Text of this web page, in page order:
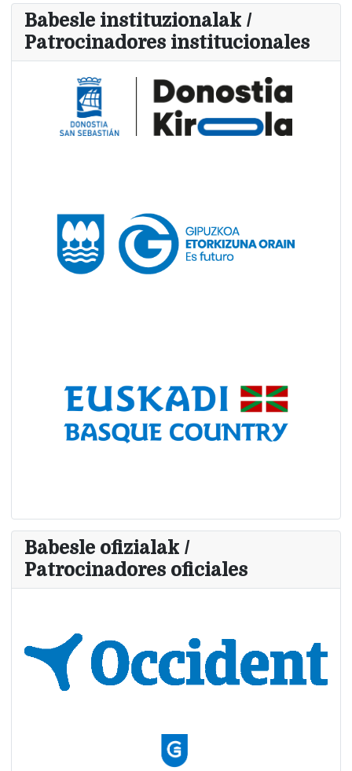
Babesle instituzionalak /
Patrocinadores institucionales
Babesle ofizialak /
Patrocinadores oficiales